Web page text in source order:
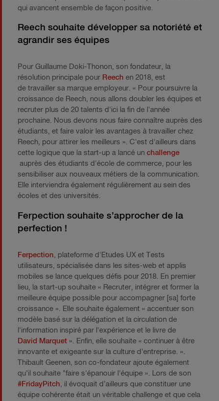
qui avancent ensemble de façon positive.
Reech souhaite développer sa notoriété et
agrandir ses équipes
Pour Guillaume Doki-Thonon, son fondateur, la
résolution principale pour Reech en 2018, est
de travailler sa marque employeur. « Pour poursuivre la
croissance de Reech, nous allons doubler les équipes et
recruter plus de 20 talents d'ici la fin de l'année
prochaine. Nous devons nous faire connaître auprès des
étudiants, et faire valoir les avantages à travailler chez
Reech, pour attirer les meilleurs ». C'est d'ailleurs dans
cette logique que la start-up a lancé un challenge
auprès des étudiants d'école de commerce, pour les
sensibiliser aux nouveaux métiers de la communication.
Elle interviendra également régulièrement au sein des
écoles et des universités.
Ferpection souhaite s’approcher de la
perfection !
Ferpection , plateforme d'Etudes UX et Tests
utilisateurs, spécialisée dans les sites-web et applis
mobiles se lance quelques défis pour 2018. En premier
lieu, la start-up souhaite « Recruter, intégrer et former la
meilleure équipe possible pour accompagner [sa] forte
croissance ». Elle souhaite également « accentuer son
modèle basé sur la délégation et la circulation de
l'information inspiré par l'expérience et le livre de
David Marquet ». Enfin, elle souhaite « continuer à être
innovante et exigeante sur la culture d'entreprise. ».
Thibault Geenen, son co-fondateur ajoute également
qu’il souhaite "faire s'épanouir l'équipe ». Lors de son
#FridayPitch , il évoquait d’ailleurs que constituer une
équipe cohérente était un véritable challenge et que cela